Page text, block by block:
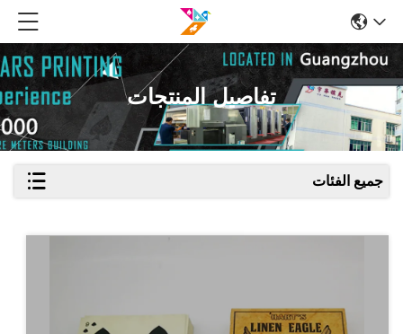
تفاصيل المنتجات
جميع الفئات